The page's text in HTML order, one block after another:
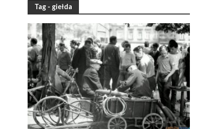
Tag - giełda